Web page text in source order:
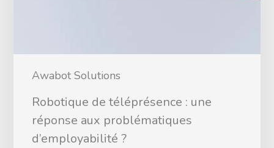
Awabot Solutions
Robotique de téléprésence : une
réponse aux problématiques
d’employabilité ?